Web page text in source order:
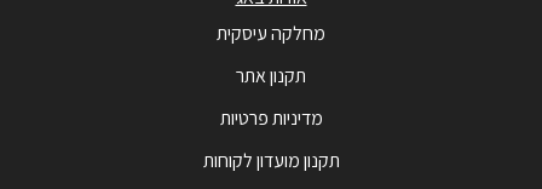
מחלקה עיסקית
תקנון אתר
מדיניות פרטיות
תקנון מועדון לקוחות